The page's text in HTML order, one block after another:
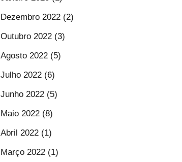
Dezembro 2022 (2)
Outubro 2022 (3)
Agosto 2022 (5)
Julho 2022 (6)
Junho 2022 (5)
Maio 2022 (8)
Abril 2022 (1)
Março 2022 (1)